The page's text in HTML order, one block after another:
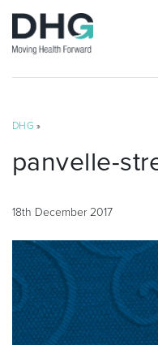
DHG »
panvelle-
18th December 2017